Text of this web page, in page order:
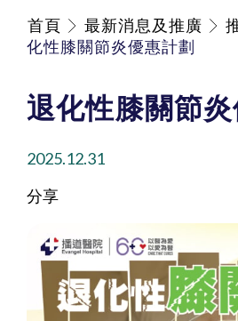
首頁 最新消息及推廣
化性膝關節炎優惠計劃
退化性膝關節
2025.12.31
分享